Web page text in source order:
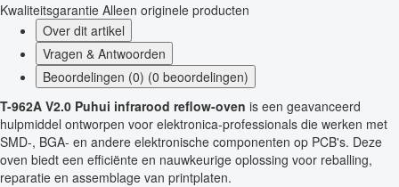
Kwaliteitsgarantie Alleen originele producten
Over dit artikel
Vragen & Antwoorden
Beoordelingen (0) (0 beoordelingen)
T-962A V2.0 Puhui infrarood reflow-oven is een geavanceerd
hulpmiddel ontworpen voor elektronica-professionals die werken met
SMD-, BGA- en andere elektronische componenten op PCB's. Deze
oven biedt een efficiënte en nauwkeurige oplossing voor reballing,
reparatie en assemblage van printplaten.